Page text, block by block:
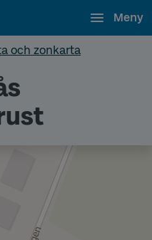
Meny
och zonkarta